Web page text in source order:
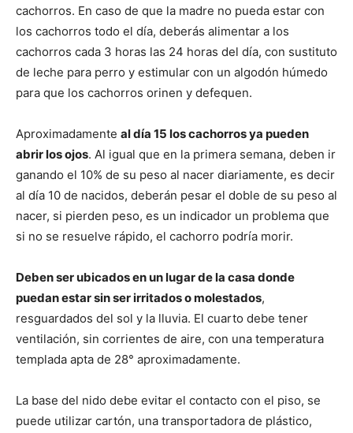
cachorros. En caso de que la madre no pueda estar con
los cachorros todo el día, deberás alimentar a los
cachorros cada 3 horas las 24 horas del día, con sustituto
de leche para perro y estimular con un algodón húmedo
para que los cachorros orinen y defequen.
Aproximadamente al día 15 los cachorros ya pueden
abrir los ojos. Al igual que en la primera semana, deben ir
ganando el 10% de su peso al nacer diariamente, es decir
al día 10 de nacidos, deberán pesar el doble de su peso al
nacer, si pierden peso, es un indicador un problema que
si no se resuelve rápido, el cachorro podría morir.
Deben ser ubicados en un lugar de la casa donde
puedan estar sin ser irritados o molestados,
resguardados del sol y la lluvia. El cuarto debe tener
ventilación, sin corrientes de aire, con una temperatura
templada apta de 28° aproximadamente.
La base del nido debe evitar el contacto con el piso, se
puede utilizar cartón, una transportadora de plástico,